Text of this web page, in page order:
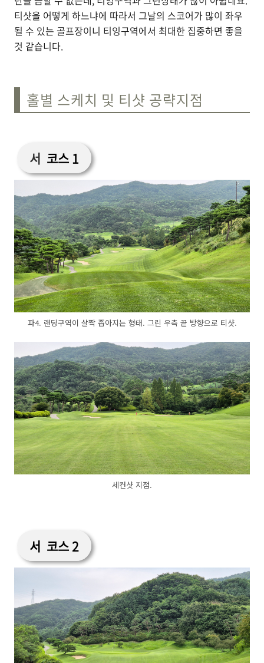
티샷을 어떻게 하느냐에 따라서 그날의 스코어가 많이 좌우
될 수 있는 골프장이니 티잉구역에서 최대한 집중하면 좋을
것 같습니다.
홀별 스케치 및 티샷 공략지점
서 코스 1
파4. 랜딩구역이 살짝 좁아지는 형태. 그린 우측 끝 방향으로 티샷.
세컨샷 지점.
서 코스 2